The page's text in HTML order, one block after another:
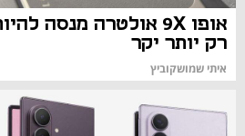
רק יותר יקר
איתי שמושקוביץ